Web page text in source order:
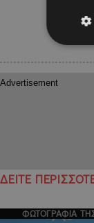
ΔΕΙΤΕ
ΦΩΤΟΓΡΑΦΙΑ